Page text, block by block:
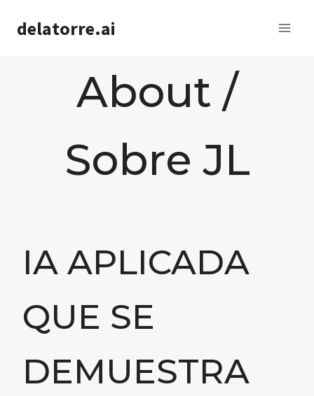
delatorre.ai
About /
Sobre JL
IA APLICADA
QUE SE
DEMUESTRA